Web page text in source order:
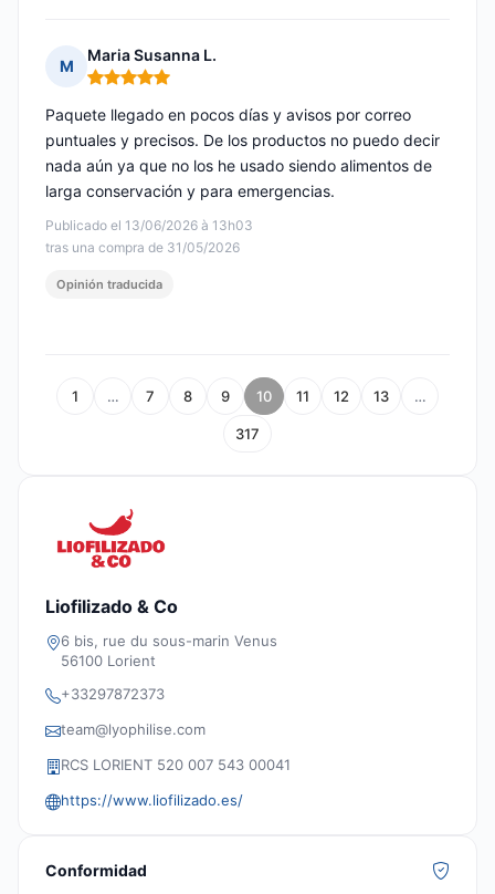
M
Maria Susanna L.
Nota: 5 de 5
Publicado el 13/06/2026 à 13h03
tras una compra de 31/05/2026
Paquete llegado en pocos días y avisos por correo
puntuales y precisos. De los productos no puedo decir
nada aún ya que no los he usado siendo alimentos de
larga conservación y para emergencias.
Opinión traducida
1 … 7 8 9 10 11 12 13 …
317
Liofilizado & Co
6 bis, rue du sous-marin Venus
56100 Lorient
+33297872373
team@lyophilise.com
RCS LORIENT 520 007 543 00041
https://www.liofilizado.es/
Conformidad